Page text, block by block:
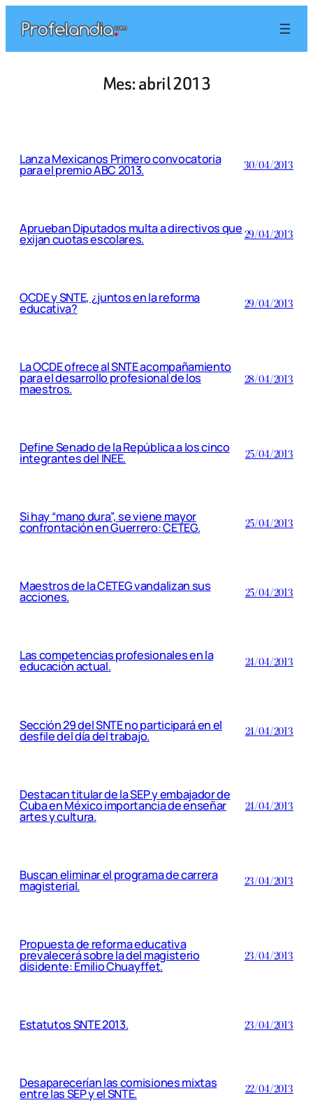
contenido
Mes:abril 2013
Lanza Mexicanos Primero convocatoria
para el premio ABC 2013. 30/04/2013
Aprueban Diputados multa a directivos que
exijan cuotas escolares. 29/04/2013
OCDE y SNTE, ¿juntos en la reforma
educativa? 29/04/2013
La OCDE ofrece al SNTE acompañamiento
para el desarrollo profesional de los
maestros.
28/04/2013
Define Senado de la República a los cinco
integrantes del INEE. 25/04/2013
Si hay “mano dura”, se viene mayor
confrontación en Guerrero: CETEG. 25/04/2013
Maestros de la CETEG vandalizan sus
acciones. 25/04/2013
Las competencias profesionales en la
educación actual. 24/04/2013
Sección 29 del SNTE no participará en el
desfile del día del trabajo. 24/04/2013
Destacan titular de la SEP y embajador de
Cuba en México importancia de enseñar
artes y cultura.
24/04/2013
Buscan eliminar el programa de carrera
magisterial. 23/04/2013
Propuesta de reforma educativa
prevalecerá sobre la del magisterio
disidente: Emilio Chuayffet.
23/04/2013
Estatutos SNTE 2013. 23/04/2013
Desaparecerían las comisiones mixtas
entre las SEP y el SNTE. 22/04/2013